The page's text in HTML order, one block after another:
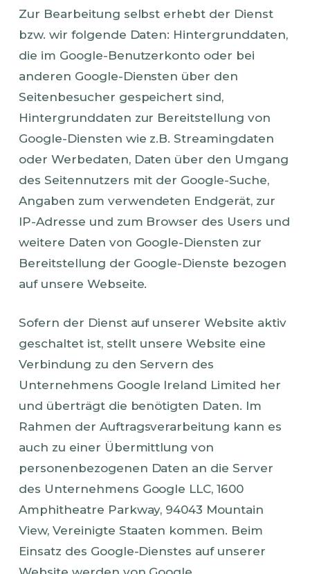
Zur Bearbeitung selbst erhebt der Dienst
bzw. wir folgende Daten: Hintergrunddaten,
die im Google-Benutzerkonto oder bei
anderen Google-Diensten über den
Seitenbesucher gespeichert sind,
Hintergrunddaten zur Bereitstellung von
Google-Diensten wie z.B. Streamingdaten
oder Werbedaten, Daten über den Umgang
des Seitennutzers mit der Google-Suche,
Angaben zum verwendeten Endgerät, zur
IP-Adresse und zum Browser des Users und
weitere Daten von Google-Diensten zur
Bereitstellung der Google-Dienste bezogen
auf unsere Webseite.
Sofern der Dienst auf unserer Website aktiv
geschaltet ist, stellt unsere Website eine
Verbindung zu den Servern des
Unternehmens Google Ireland Limited her
und überträgt die benötigten Daten. Im
Rahmen der Auftragsverarbeitung kann es
auch zu einer Übermittlung von
personenbezogenen Daten an die Server
des Unternehmens Google LLC, 1600
Amphitheatre Parkway, 94043 Mountain
View, Vereinigte Staaten kommen. Beim
Einsatz des Google-Dienstes auf unserer